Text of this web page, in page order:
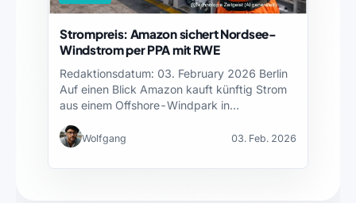
Strompreis: Amazon sichert Nordsee-
Windstrom per PPA mit RWE
Redaktionsdatum: 03. February 2026 Berlin
Auf einen Blick Amazon kauft künftig Strom
aus einem Offshore-Windpark in…
Wolfgang 03. Feb. 2026